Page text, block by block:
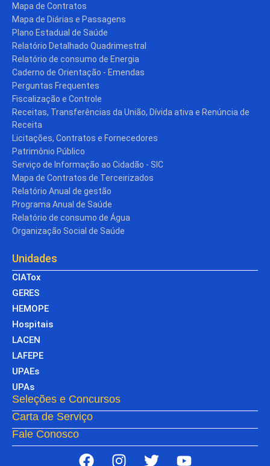
Mapa de Contratos
Mapa de Diárias e Passagens
Plano Estadual de Saúde
Relatório Detalhado Quadrimestral
Relatório de consumo de Energia
Caderno de Orientação - Emendas
Perguntas Frequentes
Fiscalização e Controle
Receitas, Transferências da União, Dívida ativa e Renúncia de
Receita
Licitações, Contratos e Fornecedores
Patrimônio Público
Serviço de Informação ao Cidadão - SIC
Mapa de Contratos de Terceirizados
Relatório Anual de gestão
Programa Anual de Saúde
Relatório de consumo de Água
Organização Social de Saúde
Unidades
CIATox
GERES
HEMOPE
Hospitais
LACEN
LAFEPE
UPAEs
UPAs
Seleções e Concursos
Carta de Serviço
Fale Conosco